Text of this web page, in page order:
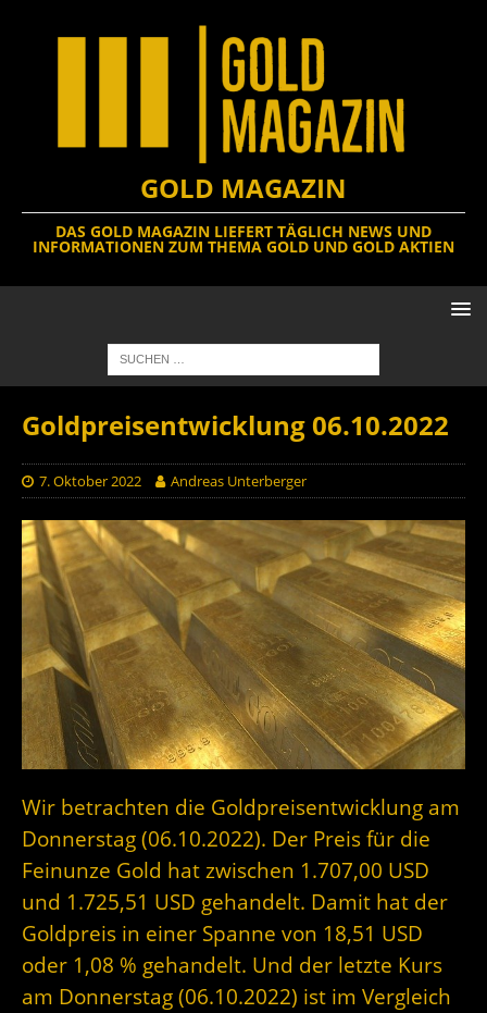
GOLD MAGAZIN
DAS GOLD MAGAZIN LIEFERT TÄGLICH NEWS UND
INFORMATIONEN ZUM THEMA GOLD UND GOLD AKTIEN
Goldpreisentwicklung 06.10.2022
7. Oktober 2022 Andreas Unterberger
Wir betrachten die Goldpreisentwicklung am
Donnerstag (06.10.2022). Der Preis für die
Feinunze Gold hat zwischen 1.707,00 USD
und 1.725,51 USD gehandelt. Damit hat der
Goldpreis in einer Spanne von 18,51 USD
oder 1,08 % gehandelt. Und der letzte Kurs
am Donnerstag (06.10.2022) ist im Vergleich